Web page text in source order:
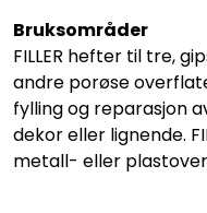
Bruksområder
FILLER hefter til tre,
andre porøse
fylling og reparasjon
dekor eller lignende.
metall- eller